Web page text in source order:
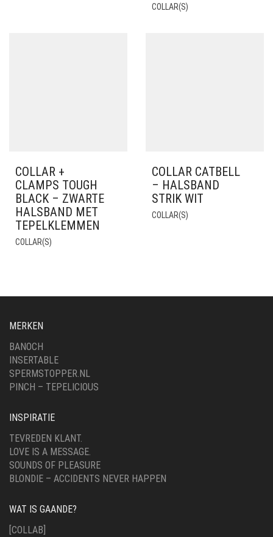
COLLAR(S)
COLLAR +
CLAMPS TOUGH
BLACK – ZWARTE
HALSBAND MET
TEPELKLEMMEN
COLLAR(S)
COLLAR CATBELL
– HALSBAND
STRIK WIT
COLLAR(S)
MERKEN
BANOCH
INSERTABLE
SPERMSTOPPER.NL
PINCH – TEPELICIOUS
INSPIRATIE
TEVREDEN KLANT.
LOVE IS A MESSAGE.
SOUNDS OF PLEASURE
BLONDIE – ACCIDENTS NEVER HAPPEN
WAT IS GAANDE?
[COLLAB]